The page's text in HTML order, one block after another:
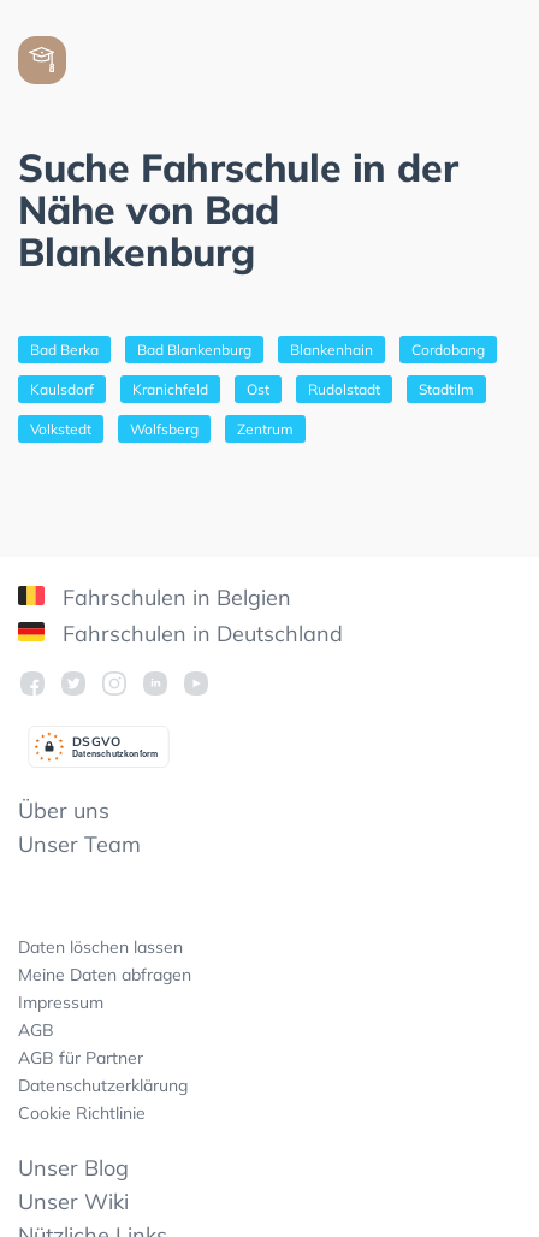
Suche Fahrschule in der
Nähe von Bad
Blankenburg
Bad Berka Bad Blankenburg Blankenhain Cordobang
Kaulsdorf Kranichfeld Ost Rudolstadt Stadtilm
Volkstedt Wolfsberg Zentrum
Fahrschulen in Belgien
Fahrschulen in Deutschland
Datenschutzkonform
DSGVO
Über uns
Unser Team
Daten löschen lassen
Meine Daten abfragen
Impressum
AGB
AGB für Partner
Datenschutzerklärung
Cookie Richtlinie
Unser Blog
Unser Wiki